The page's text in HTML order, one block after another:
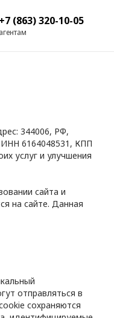
+7 (863) 320-10-05
агентам
344006, РФ,
ИНН 6164048531, КПП
услуг и улучшения
сайта и
на сайте. Данная
отправляться в
сохраняются